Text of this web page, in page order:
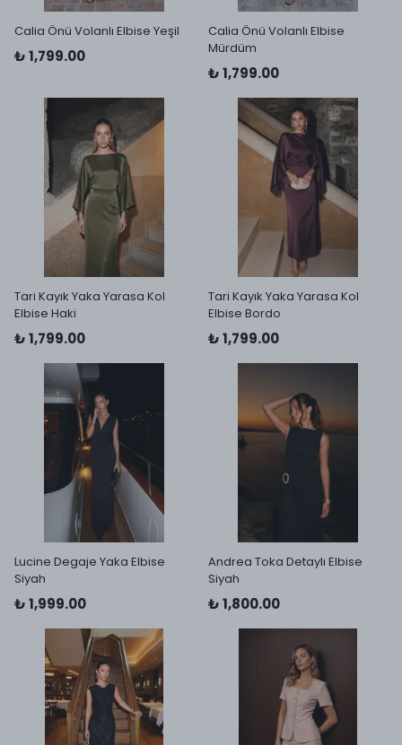
Calia Önü Volanlı Elbise Yeşil
₺ 1,799.00
Calia Önü Volanlı Elbise
Mürdüm
₺ 1,799.00
Tari Kayık Yaka Yarasa Kol
Elbise Haki
₺ 1,799.00
Tari Kayık Yaka Yarasa Kol
Elbise Bordo
₺ 1,799.00
Lucine Degaje Yaka Elbise
Siyah
₺ 1,999.00
Andrea Toka Detaylı Elbise
Siyah
₺ 1,800.00